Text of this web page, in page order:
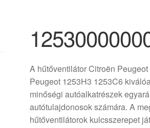
A hűtőventilátor Citroën
Peugeot 1253H3 1253C6
minőségi autóalkatrészek
autótulajdonosok számára. A
hűtőventilátorok kulcsszerepet